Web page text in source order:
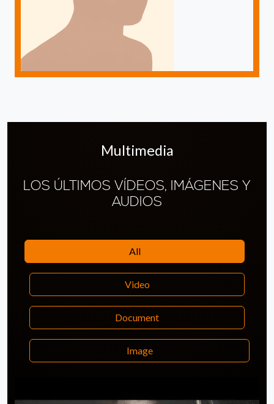
Multimedia
LOS ÚLTIMOS VÍDEOS, IMÁGENES Y
AUDIOS
All
Video
Document
Image